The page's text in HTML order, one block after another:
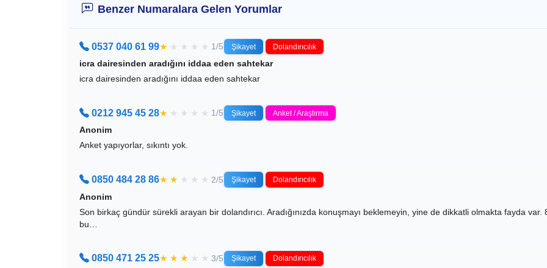
Benzer Numaralara Gelen Yorumlar
0537 040 61 99★ ★ ★ ★ ★ 1/5 Şikayet Dolandırıcılık
icra dairesinden aradığını iddaa eden sahtekar
icra dairesinden aradığını iddaa eden sahtekar
0212 945 45 28★ ★ ★ ★ ★ 1/5 Şikayet Anket / Araştırma
Anonim
Anket yapıyorlar, sıkıntı yok.
0850 484 28 86★ ★ ★ ★ ★ 2/5 Şikayet Dolandırıcılık
Anonim
Son birkaç gündür sürekli arayan bir dolandırıcı. Aradığınızda konuşmayı beklemeyin, yine de dikkatli olmakta fayda
bu…
0850 471 25 25★ ★ ★ ★ ★ 3/5 Şikayet Dolandırıcılık